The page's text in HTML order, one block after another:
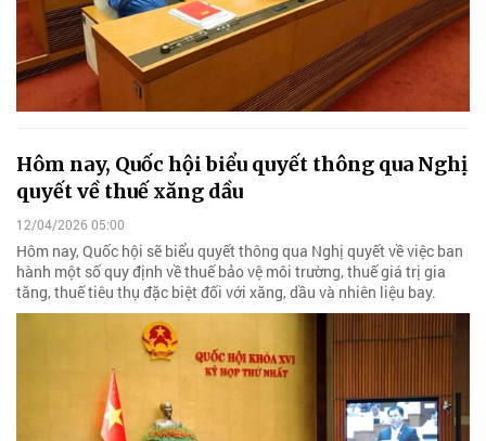
Hôm nay, Quốc hội biểu quyết thông qua Nghị
quyết về thuế xăng dầu
12/04/2026 05:00
Hôm nay, Quốc hội sẽ biểu quyết thông qua Nghị quyết về việc ban
hành một số quy định về thuế bảo vệ môi trường, thuế giá trị gia
tăng, thuế tiêu thụ đặc biệt đối với xăng, dầu và nhiên liệu bay.